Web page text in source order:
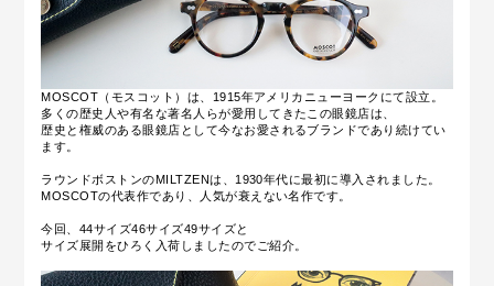
MOSCOT（モスコット）は、1915年アメリカニューヨークにて設立。
多くの歴史人や有名な著名人らが愛用してきたこの眼鏡店は、
歴史と権威のある眼鏡店として今なお愛されるブランドであり続けてい
ます。
ラウンドボストンのMILTZENは、1930年代に最初に導入されました。
MOSCOTの代表作であり、人気が衰えない名作です。
今回、44サイズ46サイズ49サイズと
サイズ展開をひろく入荷しましたのでご紹介。